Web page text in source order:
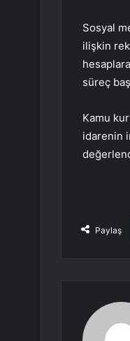
Sosyal
ilişkin
süreç
Kamu
idarenin
Paylaş